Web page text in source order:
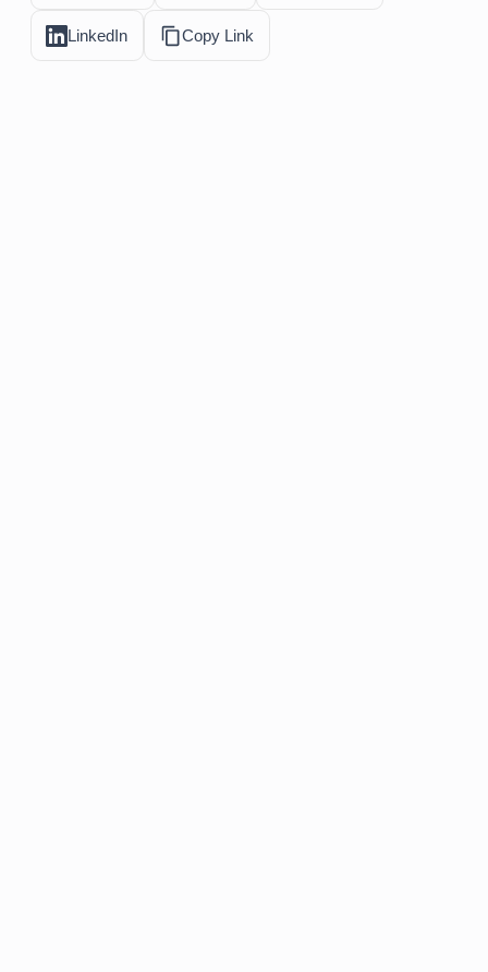
LinkedIn Copy Link